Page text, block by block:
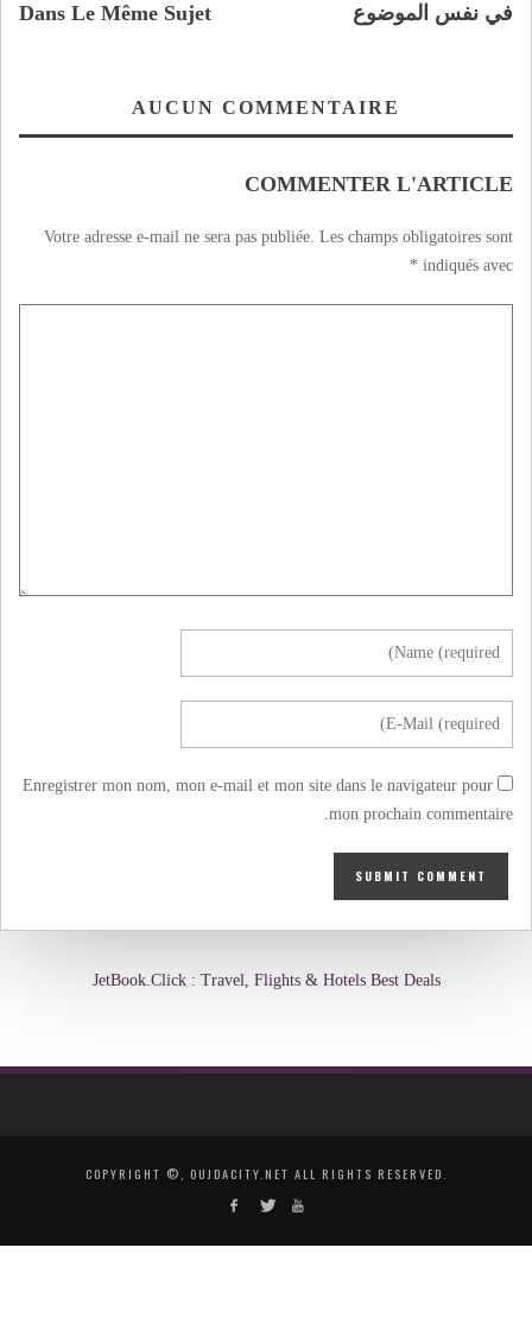
Dans Le Même Sujet في نفس الموضوع
AUCUN COMMENTAIRE
COMMENTER L'ARTICLE
Votre adresse e-mail ne sera pas publiée. Les champs obligatoires sont
indiqués avec
*
Enregistrer mon nom, mon e-mail et mon site dans le navigateur pour
mon prochain commentaire.
JetBook.Click : Travel, Flights & Hotels Best Deals
COPYRIGHT ©, OUJDACITY.NET ALL RIGHTS RESERVED.